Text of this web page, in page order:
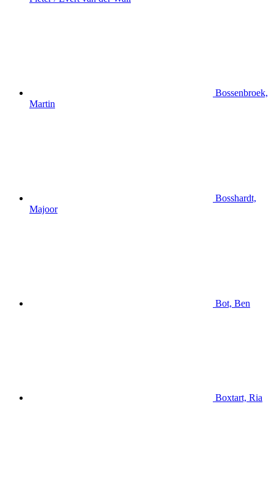
Bossenbroek,
Martin
Bosshardt,
Majoor
Bot, Ben
Boxtart, Ria